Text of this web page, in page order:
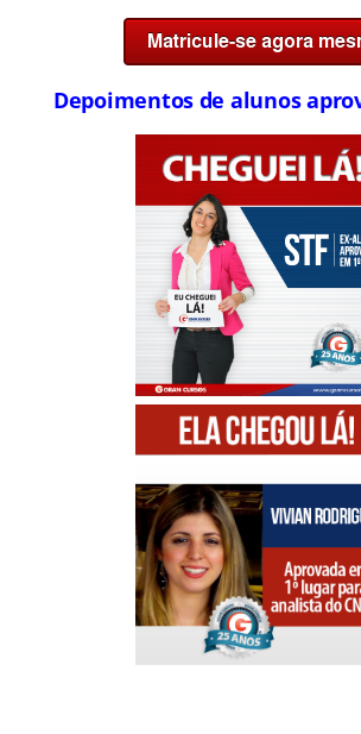
Depoimentos de alunos